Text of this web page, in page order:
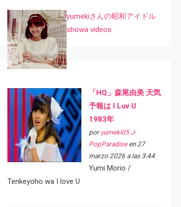
yumekiさんの昭和アイドル
showa videos
「HQ」森尾由美 天気
予報は I Luv U
1983年
por yumeki05 J-
PopParadiseen 27
marzo 2026 a las 3:44
Yumi Morio /
Tenkeyoho wa I love U